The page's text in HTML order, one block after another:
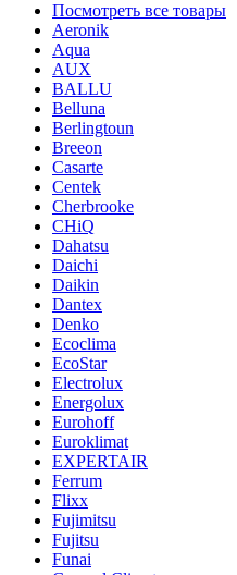
Посмотреть все товары
Aeronik
Aqua
AUX
BALLU
Belluna
Berlingtoun
Breeon
Casarte
Centek
Cherbrooke
CHiQ
Dahatsu
Daichi
Daikin
Dantex
Denko
Ecoclima
EcoStar
Electrolux
Energolux
Eurohoff
Euroklimat
EXPERTAIR
Ferrum
Flixx
Fujimitsu
Fujitsu
Funai